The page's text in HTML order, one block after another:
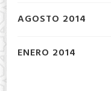
AGOSTO 2014
ENERO 2014